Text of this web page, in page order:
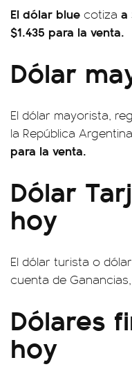
El dólar blue cotiza a
$1.435 para la venta.
Dólar
El dólar mayorista,
la República
para la venta.
Dólar
hoy
El dólar turista o
cuenta de
Dólares
hoy